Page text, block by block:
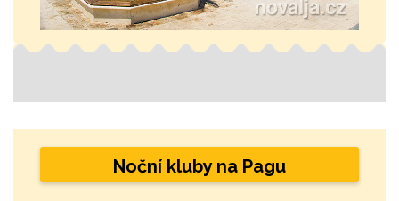
Noční kluby na Pagu